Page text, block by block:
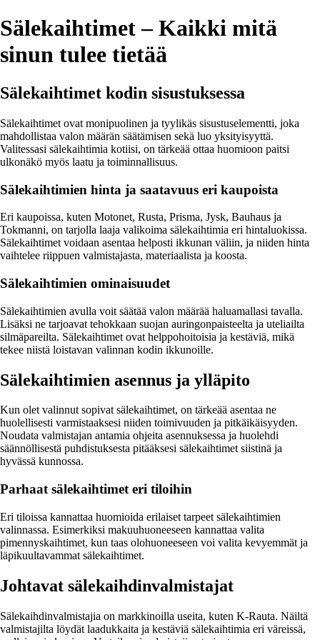
Sälekaihtimet – Kaikki mitä
sinun tulee tietää
Sälekaihtimet kodin sisustuksessa
Sälekaihtimet ovat monipuolinen ja tyylikäs sisustuselementti, joka
mahdollistaa valon määrän säätämisen sekä luo yksityisyyttä.
Valitessasi sälekaihtimia kotiisi, on tärkeää ottaa huomioon paitsi
ulkonäkö myös laatu ja toiminnallisuus.
Sälekaihtimien hinta ja saatavuus eri kaupoista
Eri kaupoissa, kuten Motonet, Rusta, Prisma, Jysk, Bauhaus ja
Tokmanni, on tarjolla laaja valikoima sälekaihtimia eri hintaluokissa.
Sälekaihtimet voidaan asentaa helposti ikkunan väliin, ja niiden hinta
vaihtelee riippuen valmistajasta, materiaalista ja koosta.
Sälekaihtimien ominaisuudet
Sälekaihtimien avulla voit säätää valon määrää haluamallasi tavalla.
Lisäksi ne tarjoavat tehokkaan suojan auringonpaisteelta ja uteliailta
silmäpareilta. Sälekaihtimet ovat helppohoitoisia ja kestäviä, mikä
tekee niistä loistavan valinnan kodin ikkunoille.
Sälekaihtimien asennus ja ylläpito
Kun olet valinnut sopivat sälekaihtimet, on tärkeää asentaa ne
huolellisesti varmistaaksesi niiden toimivuuden ja pitkäikäisyyden.
Noudata valmistajan antamia ohjeita asennuksessa ja huolehdi
säännöllisestä puhdistuksesta pitääksesi sälekaihtimet siistinä ja
hyvässä kunnossa.
Parhaat sälekaihtimet eri tiloihin
Eri tiloissa kannattaa huomioida erilaiset tarpeet sälekaihtimien
valinnassa. Esimerkiksi makuuhuoneeseen kannattaa valita
pimennyskaihtimet, kun taas olohuoneeseen voi valita kevyemmät ja
läpikuultavammat sälekaihtimet.
Johtavat sälekaihdinvalmistajat
Sälekaihdinvalmistajia on markkinoilla useita, kuten K-Rauta. Näiltä
valmistajilta löydät laadukkaita ja kestäviä sälekaihtimia eri väreissä,